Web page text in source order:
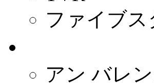
ファイブ
アン バレ